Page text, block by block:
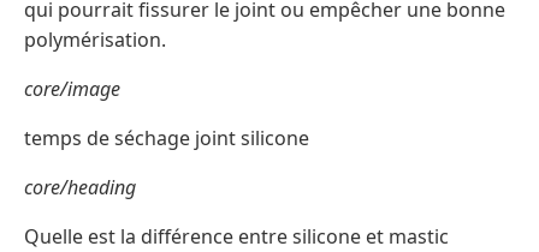
qui pourrait fissurer le joint ou empêcher une bonne
polymérisation.
core/image
temps de séchage joint silicone
core/heading
Quelle est la différence entre silicone et mastic